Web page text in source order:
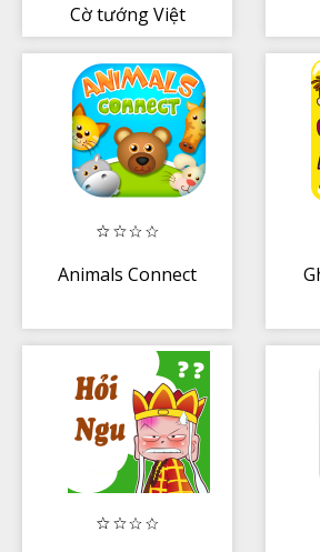
Cờ tướng Việt
Animals Connect